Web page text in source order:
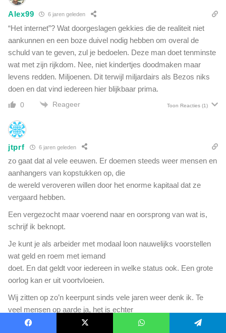
Alex99 6 jaren geleden
“Het internet”? Wat doorgeslagen gekkies die de realiteit niet
aankunnen en een boze duivel nodig hebben om overal de
schuld van te geven, zul je bedoelen. Deze man doet tenminste
wat met zijn rijkdom. Nee, niet kindertjes doodmaken maar
levens redden. Miljoenen. Dit terwijl miljardairs als Bezos niks
doen en dat vind iedereen hier blijkbaar prima.
0 Reageer Toon Reacties (1)
jtprf 6 jaren geleden
zo gaat dat al vele eeuwen. Er doemen steeds weer mensen en
aanhangers van kopstukken op, die
de wereld veroveren willen door het enorme kapitaal dat ze
vergaard hebben.
Een vergezocht maar voerend naar en oorsprong van wat is,
schrijf ik beknopt.
Je kunt je als arbeider met modaal loon nauwelijks voorstellen
wat geld en roem met iemand
doet. En dat geldt voor iedereen in welke status ook. Een grote
oorlog kan er uit voortvloeien.
Wij zitten op zo’n keerpunt sinds vele jaren weer denk ik. Te
veel mensen op aarde ja, het is echter
niet aan een B Gates om dat te reduceren, zo zou je denken.